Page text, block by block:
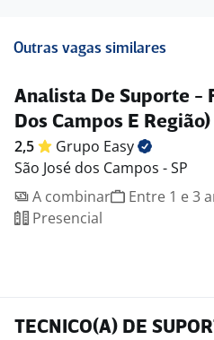
Outras vagas similares
Analista De Suporte -
Dos Campos E Região)
2,5 Grupo Easy
São José dos Campos - SP
A combinar
Entre 1 e 3
Presencial
TECNICO(A) DE